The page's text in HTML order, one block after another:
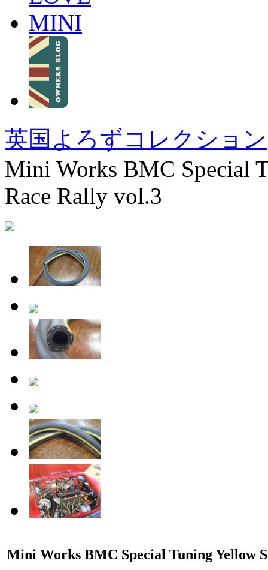
英国よろずコレクション
Mini Works BMC Special
Race Rally vol.3
Mini Works BMC Special Tuning Yellow